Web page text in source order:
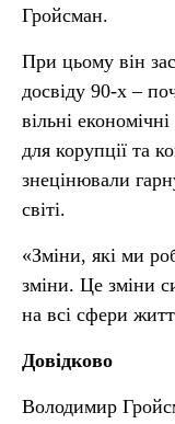
Гройсман.
При цьому він
досвіду 90-х –
вільні
для корупції та
знецінювали
світі.
«Зміни, які ми
зміни. Це зміни
на всі сфери
Довідково
Володимир